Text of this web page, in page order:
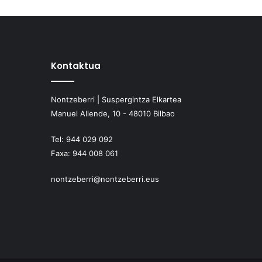
Kontaktua
Nontzeberri | Suspergintza Elkartea
Manuel Allende, 10 - 48010 Bilbao
Tel: 944 029 092
Faxa: 944 008 061
nontzeberri@nontzeberri.eus